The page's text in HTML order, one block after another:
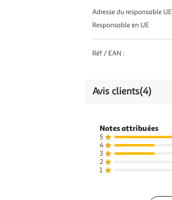
Adresse du responsable UE
Responsable en UE
Réf / EAN :
Avis clients(4)
Notes attribuées
5
4
3
2
1